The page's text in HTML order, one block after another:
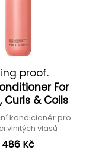
proof.
For
Curls & Coils
kondicionér pro
vlnitých vlasů
486 Kč